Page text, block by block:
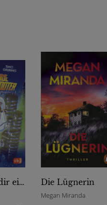
Ich schenk dir eine Geschichte 2026 – Der fliegende Klassenscooter Die Lügnerin
Megan Miranda